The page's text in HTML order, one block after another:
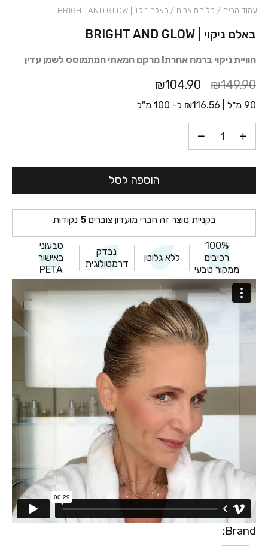
באלם ניקוי | BRIGHT AND GLOW
חוויית ניקוי ברמה אחרת! מרקם חמאתי המתמוסס לשמן עדין
₪149.90
₪104.90
90 מ״ל | ₪116.56 ל- 100 מ"ל
כמות באלם ניקוי | BRIGHT AND GLOW
הוספה לסל
בקניית מוצר זה חברי מועדון צוברים5 נקודות
100%
רכיבים
ממקור טבעי
ללא גלוטן
נבדק
דרמטולוגית
טבעוני
באישור
PETA
Brand:
עמוד הבית / כל המוצרים / באלם ניקוי | BRIGHT AND GLOW